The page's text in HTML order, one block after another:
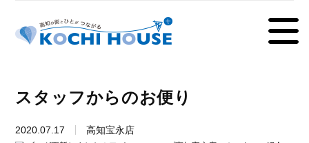
スタッフからのお便り
2020.07.17 高知宝永店